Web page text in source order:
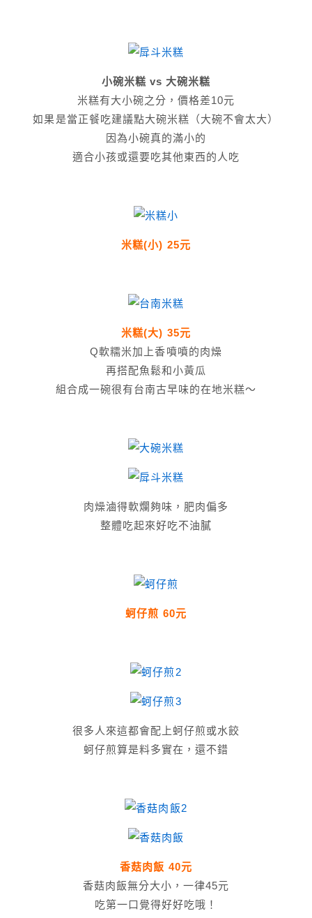
小碗米糕 vs 大碗米糕
米糕有大小碗之分，價格差10元
如果是當正餐吃建議點大碗米糕（大碗不會太大）
因為小碗真的滿小的
適合小孩或還要吃其他東西的人吃
米糕(小) 25元
米糕(大) 35元
Q軟糯米加上香噴噴的肉燥
再搭配魚鬆和小黃瓜
組合成一碗很有台南古早味的在地米糕～
肉燥滷得軟爛夠味，肥肉偏多
整體吃起來好吃不油膩
蚵仔煎 60元
很多人來這都會配上蚵仔煎或水餃
蚵仔煎算是料多實在，還不錯
香菇肉飯 40元
香菇肉飯無分大小，一律45元
吃第一口覺得好好吃哦！